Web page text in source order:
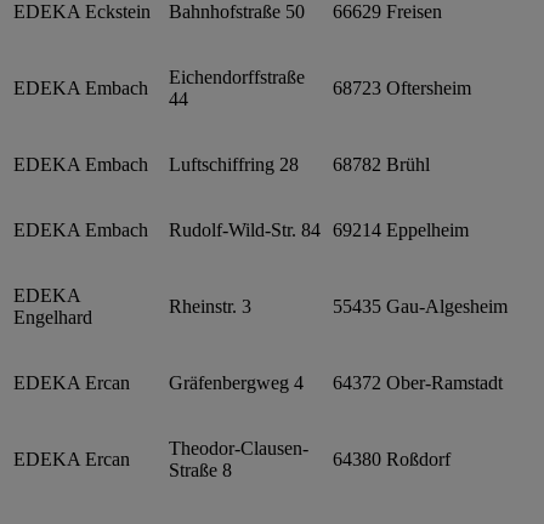
EDEKA Eckstein Bahnhofstraße 50 66629 Freisen
EDEKA Embach
Eichendorffstraße
44
68723 Oftersheim
EDEKA Embach Luftschiffring 28 68782 Brühl
EDEKA Embach Rudolf-Wild-Str. 84 69214 Eppelheim
EDEKA
Engelhard
Rheinstr. 3 55435 Gau-Algesheim
EDEKA Ercan Gräfenbergweg 4 64372 Ober-Ramstadt
EDEKA Ercan
Theodor-Clausen-
Straße 8
64380 Roßdorf